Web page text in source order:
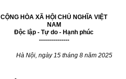
CỘNG HÒA XÃ HỘI CHỦ NGHĨA VIỆT
NAM
Độc lập - Tự do - Hạnh phúc
---------------
Hà Nội, ngày 15 tháng 8 năm 2025